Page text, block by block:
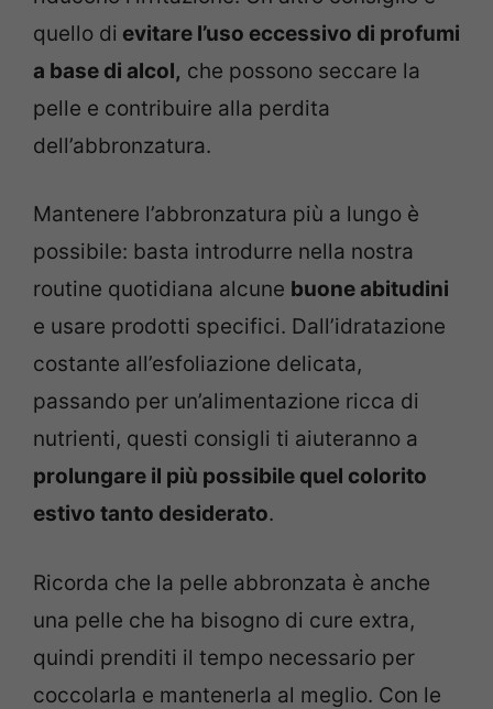
quello di evitare l’uso eccessivo di profumi
a base di alcol, che possono seccare la
pelle e contribuire alla perdita
dell’abbronzatura.
Mantenere l’abbronzatura più a lungo è
possibile: basta introdurre nella nostra
routine quotidiana alcune buone abitudini
e usare prodotti specifici. Dall’idratazione
costante all’esfoliazione delicata,
passando per un’alimentazione ricca di
nutrienti, questi consigli ti aiuteranno a
prolungare il più possibile quel colorito
estivo tanto desiderato.
Ricorda che la pelle abbronzata è anche
una pelle che ha bisogno di cure extra,
quindi prenditi il tempo necessario per
coccolarla e mantenerla al meglio. Con le